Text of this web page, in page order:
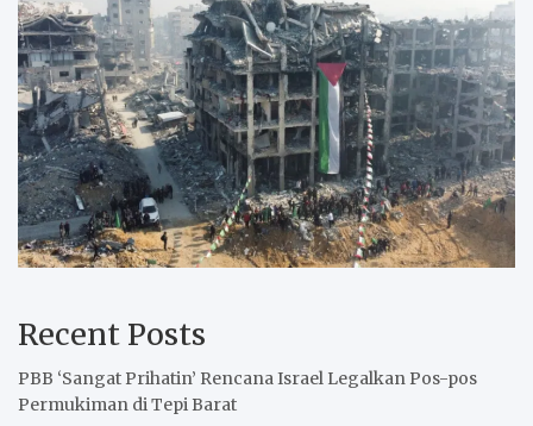
Recent Posts
PBB ‘Sangat Prihatin’ Rencana Israel Legalkan Pos-pos
Permukiman di Tepi Barat